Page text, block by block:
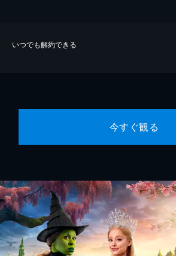
いつでも解約できる
今すぐ観る